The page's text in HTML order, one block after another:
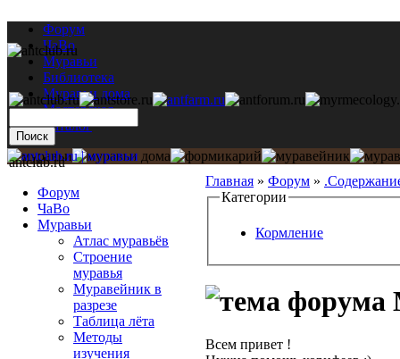
Форум
ЧаВо
Муравьи
Библиотека
Муравьи дома
Мастерская
Каталог
Главная » Форум »
Категории
Кормление
Всем привет !
antclub.ru
Форум
ЧаВо
Муравьи
Атлас муравьёв
Строение
муравья
Муравейник в
разрезе
Таблица лёта
Методы
изучения